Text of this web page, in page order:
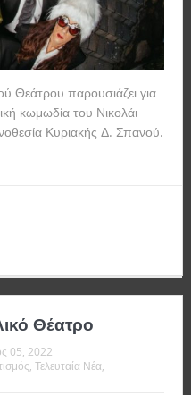
Θεάτρου παρουσιάζει για
κωμωδία του Νικολάι
Κυριακής Δ. Σπανού.
Θέατρο
05, 2022
, Τελευταία Νέα,